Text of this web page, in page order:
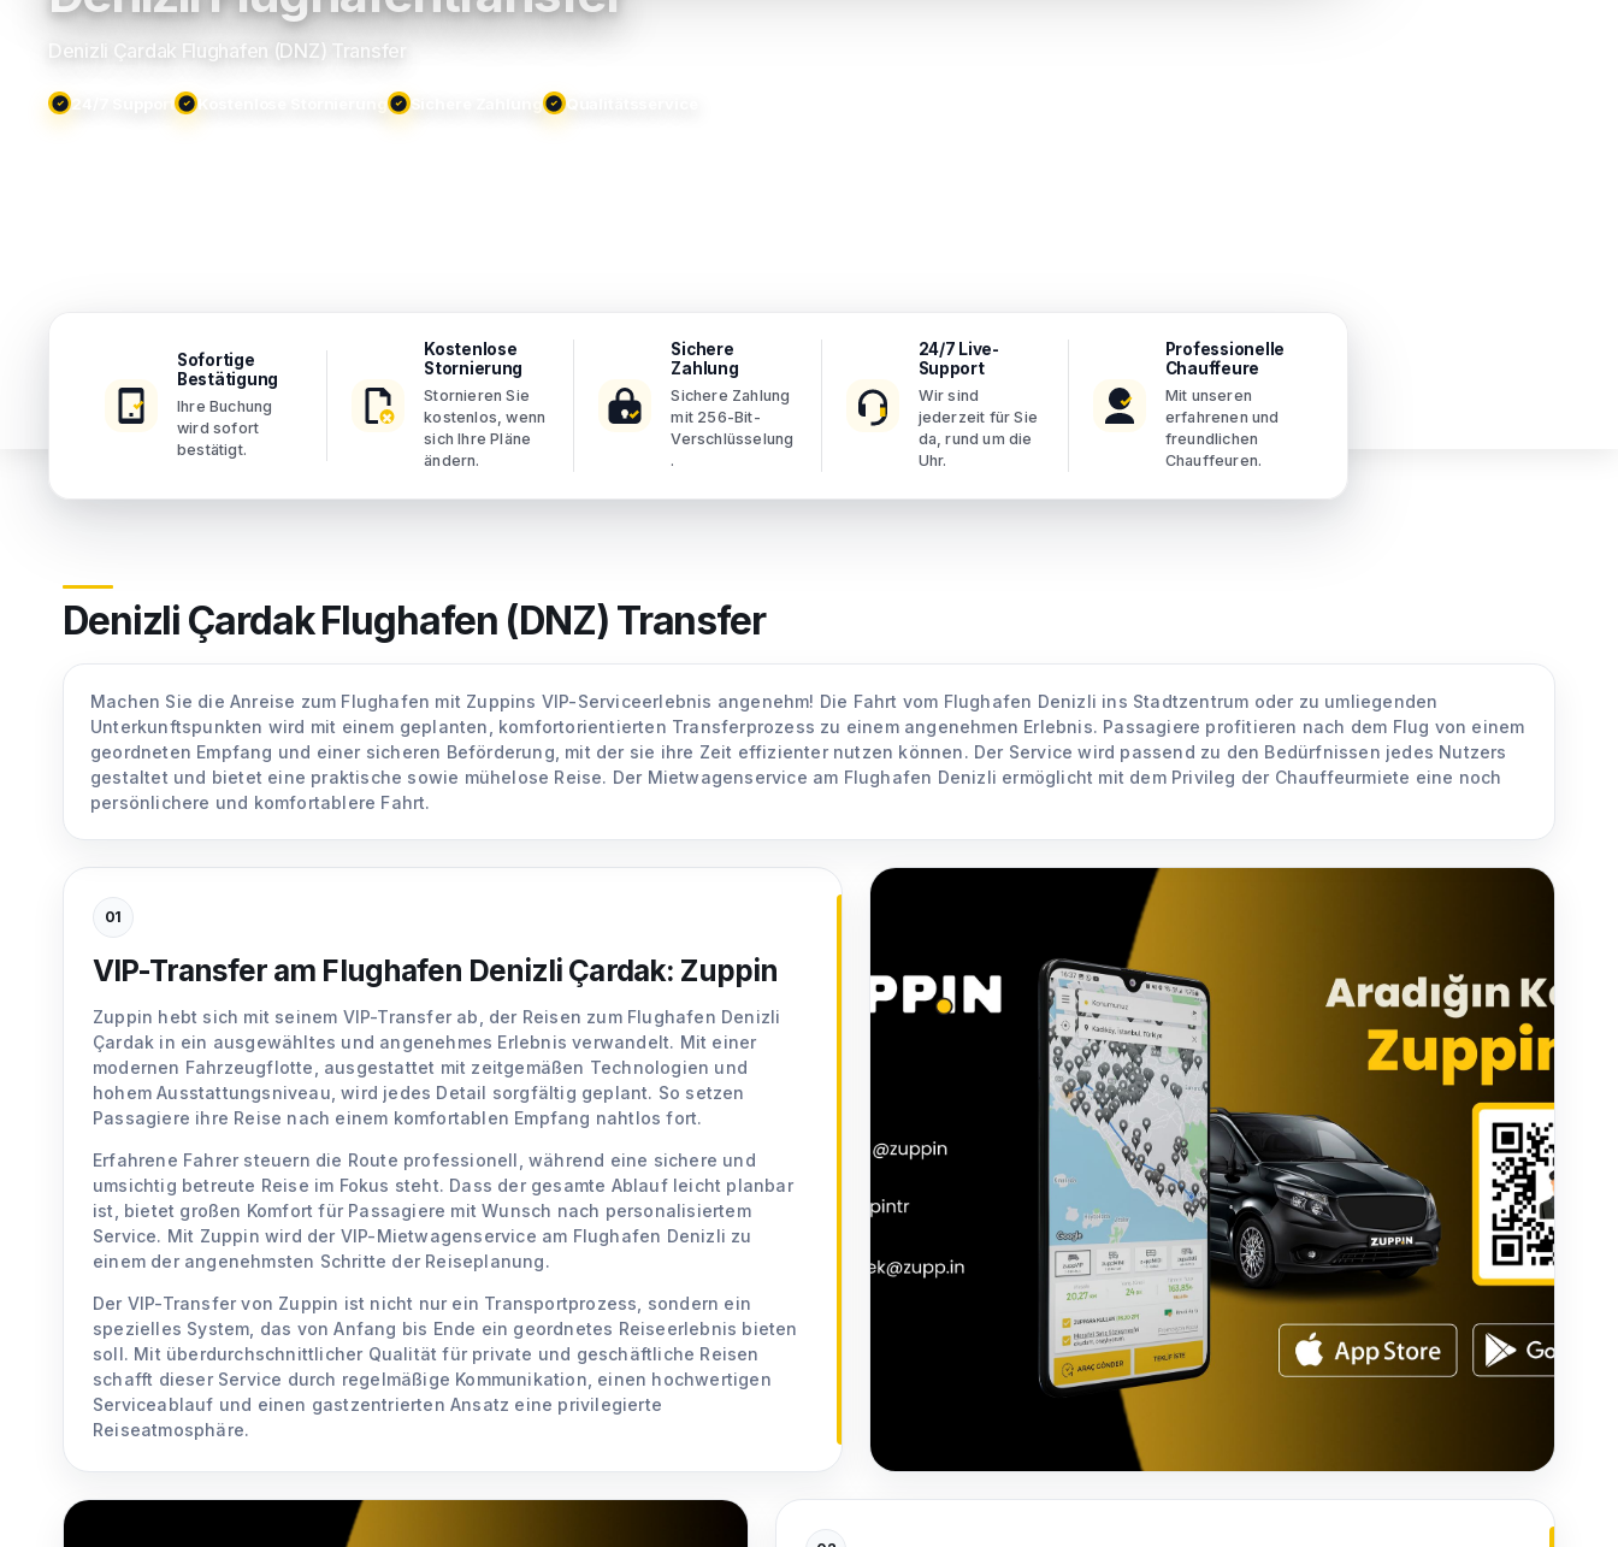
Denizli Çardak Flughafen (DNZ) Transfer
24/7 Support Sichere Zahlung Qualitätsservice
Sofortige
Bestätigung
Ihre Buchung
wird sofort
bestätigt.
Kostenlose
Stornierung
Stornieren Sie
kostenlos, wenn
sich Ihre Pläne
ändern.
Sichere
Zahlung
Sichere Zahlung
mit 256-Bit-
Verschlüsselung
.
24/7 Live-
Support
Wir sind
jederzeit für Sie
da, rund um die
Uhr.
Professionelle
Chauffeure
Mit unseren
erfahrenen und
freundlichen
Chauffeuren.
Denizli Çardak Flughafen (DNZ) Transfer
Machen Sie die Anreise zum Flughafen mit Zuppins VIP-Serviceerlebnis angenehm! Die Fahrt vom Flughafen Denizli ins Stadtzentrum oder zu umliegenden
Unterkunftspunkten wird mit einem geplanten, komfortorientierten Transferprozess zu einem angenehmen Erlebnis. Passagiere profitieren nach dem Flug von einem
geordneten Empfang und einer sicheren Beförderung, mit der sie ihre Zeit effizienter nutzen können. Der Service wird passend zu den Bedürfnissen jedes Nutzers
gestaltet und bietet eine praktische sowie mühelose Reise. Der Mietwagenservice am Flughafen Denizli ermöglicht mit dem Privileg der Chauffeurmiete eine noch
persönlichere und komfortablere Fahrt.
01
VIP-Transfer am Flughafen Denizli Çardak: Zuppin
Zuppin hebt sich mit seinem VIP-Transfer ab, der Reisen zum Flughafen Denizli
Çardak in ein ausgewähltes und angenehmes Erlebnis verwandelt. Mit einer
modernen Fahrzeugflotte, ausgestattet mit zeitgemäßen Technologien und
hohem Ausstattungsniveau, wird jedes Detail sorgfältig geplant. So setzen
Passagiere ihre Reise nach einem komfortablen Empfang nahtlos fort.
Erfahrene Fahrer steuern die Route professionell, während eine sichere und
umsichtig betreute Reise im Fokus steht. Dass der gesamte Ablauf leicht planbar
ist, bietet großen Komfort für Passagiere mit Wunsch nach personalisiertem
Service. Mit Zuppin wird der VIP-Mietwagenservice am Flughafen Denizli zu
einem der angenehmsten Schritte der Reiseplanung.
Der VIP-Transfer von Zuppin ist nicht nur ein Transportprozess, sondern ein
spezielles System, das von Anfang bis Ende ein geordnetes Reiseerlebnis bieten
soll. Mit überdurchschnittlicher Qualität für private und geschäftliche Reisen
schafft dieser Service durch regelmäßige Kommunikation, einen hochwertigen
Serviceablauf und einen gastzentrierten Ansatz eine privilegierte
Reiseatmosphäre.